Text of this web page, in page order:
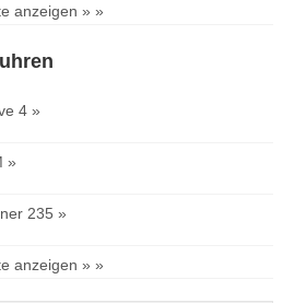
anzeigen »
4
235
anzeigen »